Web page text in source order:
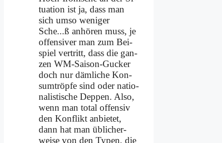
tua­ti­on ist ja, dass man
sich um­so we­ni­ger
Sche...ß an­hö­ren muss, je
of­fen­si­ver man zum Bei­
spiel ver­tritt, dass die gan­
zen WM-Sai­son-Gucker
doch nur däm­li­che Kon­
sum­tröp­fe sind oder na­tio­
na­li­sti­sche Dep­pen. Al­so,
wenn man to­tal of­fen­siv
den Kon­flikt an­bie­tet,
dann hat man üb­li­cher­
wei­se von den Ty­pen, die